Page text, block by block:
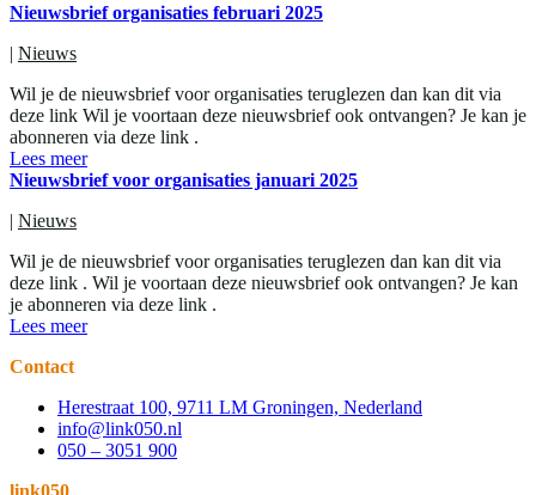
Nieuwsbrief organisaties februari 2025
| Nieuws
Wil je de nieuwsbrief voor organisaties teruglezen dan kan dit via
deze link Wil je voortaan deze nieuwsbrief ook ontvangen? Je kan je
abonneren via deze link .
Lees meer
Nieuwsbrief voor organisaties januari 2025
| Nieuws
Wil je de nieuwsbrief voor organisaties teruglezen dan kan dit via
deze link . Wil je voortaan deze nieuwsbrief ook ontvangen? Je kan
je abonneren via deze link .
Lees meer
Contact
Herestraat 100, 9711 LM Groningen, Nederland
info@link050.nl
050 – 3051 900
link050